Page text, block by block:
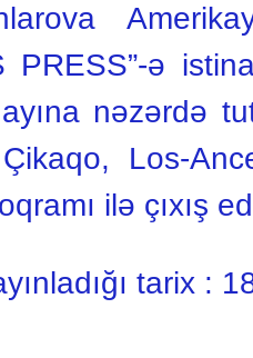
PRESS”-ə
nəzərdə
Los-
ilə çıxış
tarix :